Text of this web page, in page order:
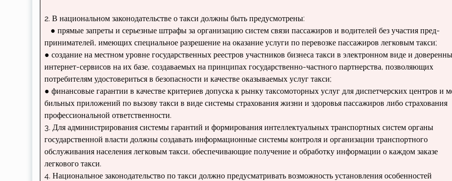
2. В национальном законода­тельстве о такси должны быть предусмотрены:
● прямые запреты и серьезные штрафы за организацию систем связи пасса­жиров и водителей без участия пред­
принимателей, имеющих специальное разрешение на оказание услуги по пе­ревозке пассажиров легковым такси;
● создание на местном уровне государ­ственных реестров участников бизне­са такси в электронном виде и
интернет-сервисов на их базе, создаваемых на принципах государст­венно-частного партнерства, позволя­ющих
потребителям удостовериться в безопасности и качестве оказываемых услуг такси;
● финансовые гарантии в качестве кри­териев допуска к рынку таксомоторных услуг для диспетчерских центров и
бильных приложений по вызову такси в виде системы страхования жизни и здо­ровья пассажиров либо страхования
профессиональной ответственности.
3. Для администрирования системы га­рантий и формирования интеллектуальных транспортных систем органы
государствен­ной власти должны создавать информацион­ные системы контроля и организации транспортного
обслуживания населения легковым такси, обеспечивающие получение и обра­ботку информации о каждом заказе
легково­го такси.
4. Национальное законодательство по такси должно предусматривать возможность установления особенностей